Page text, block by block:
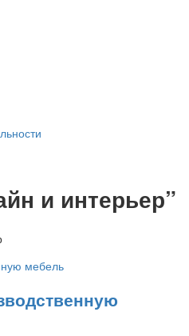
и интерьер”